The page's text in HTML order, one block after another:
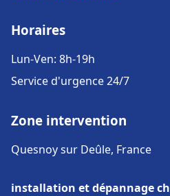
Horaires
Lun-Ven: 8h-19h
Service d'urgence 24/7
Zone intervention
Quesnoy sur Deûle, France
installation et dépannage